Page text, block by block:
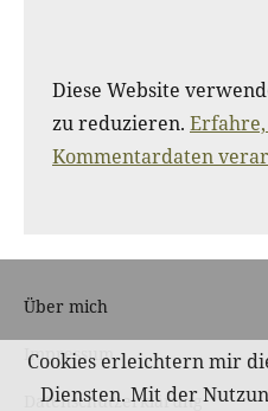
Diese Website
zu reduzieren.
Kommentardaten
Über mich
Impressum
Datenschutzerklärung
Cookies erleichtern mir
Diensten. Mit der